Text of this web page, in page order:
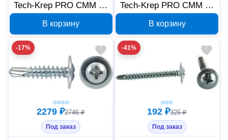
Tech-Krep PRO СММ св
В корзину
Tech-Krep PRO СММ св
В корзину
-17%
2279 ₽2746 ₽
Под заказ
-41%
192 ₽325 ₽
Под заказ